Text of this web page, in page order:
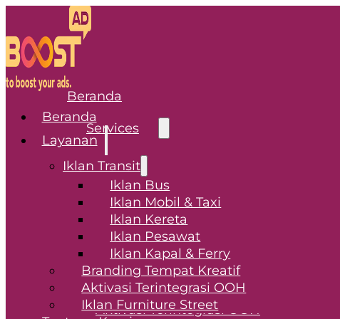
Beranda
Layanan
Iklan Transit
Iklan Bus
Iklan Mobil & Taxi
Iklan Kereta
Iklan Pesawat
Iklan Kapal & Ferry
Branding Tempat Kreatif
Aktivasi Terintegrasi OOH
Iklan Furniture Street
Beranda
Services
Transit Advertising
Iklan Bus
Iklan Mobil & Taxi
Iklan Kereta
Iklan Pesawat
Iklan Kapal & Ferry
Branding Tempat Kreatif
Aktivasi Terintegrasi OOH